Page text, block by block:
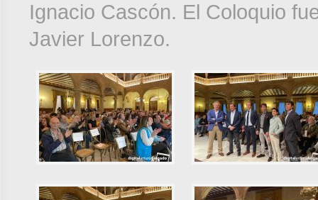
Ignacio Cascón. El Coloquio
Javier Lorenzo.